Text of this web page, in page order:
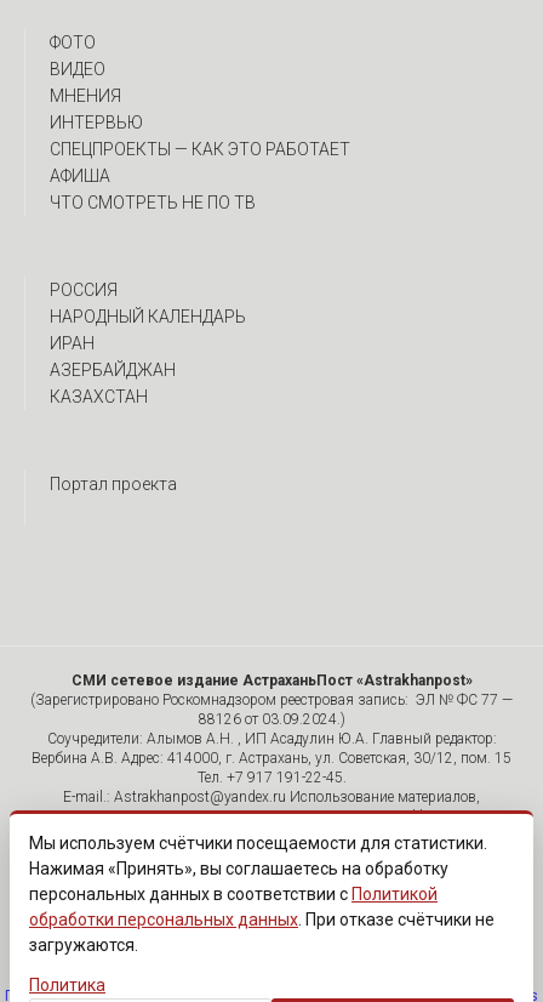
ФОТО
ВИДЕО
МНЕНИЯ
ИНТЕРВЬЮ
CПЕЦПРОЕКТЫ — КАК ЭТО РАБОТАЕТ
АФИША
ЧТО СМОТРЕТЬ НЕ ПО ТВ
РОССИЯ
НАРОДНЫЙ КАЛЕНДАРЬ
ИРАН
АЗЕРБАЙДЖАН
КАЗАХСТАН
Портал проекта
СМИ сетевое издание АстраханьПост «Astrakhanpost»
(Зарегистрировано Роскомнадзором реестровая запись: ЭЛ № ФС 77 —
88126 от 03.09.2024.)
Соучредители: Алымов А.Н. , ИП Асадулин Ю.А. Главный редактор:
Вербина А.В. Адрес: 414000, г. Астрахань, ул. Советская, 30/12, пом. 15
Тел. +7 917 191-22-45.
E-mail.: Astrakhanpost@yandex.ru Использование материалов,
размещенных на страницах сетевого издания «Astrakhanpost»,
допускается исключительно с указанием источника и публикацией
активной гиперссылки на портал Astrakhanpost.ru. Комментарии
читателей сайта размещаются без предварительного редактирования.
Редакция оставляет за собой право удалить их с сайта или
отредактировать, если указанные сообщения нарушают законы РФ.
«САЙТ ПРЕДНАЗНАЧЕН ДЛЯ АУДИТОРИИ 18+»
Политика обработки персональных данных·Изменить согласие на cookies
Мы используем счётчики посещаемости для статистики.
Нажимая «Принять», вы соглашаетесь на обработку
персональных данных в соответствии с Политикой
обработки персональных данных . При отказе счётчики не
загружаются.
Политика